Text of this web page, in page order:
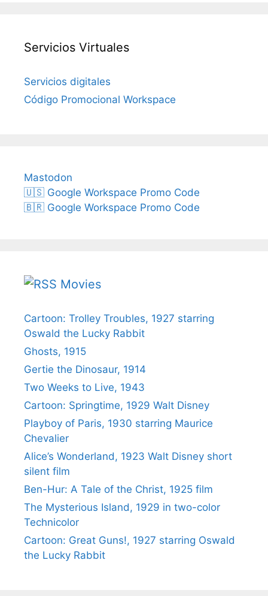
Servicios Virtuales
Servicios digitales
Código Promocional Workspace
Mastodon
🇺🇸 Google Workspace Promo Code
🇧🇷 Google Workspace Promo Code
Movies
Cartoon: Trolley Troubles, 1927 starring
Oswald the Lucky Rabbit
Ghosts, 1915
Gertie the Dinosaur, 1914
Two Weeks to Live, 1943
Cartoon: Springtime, 1929 Walt Disney
Playboy of Paris, 1930 starring Maurice
Chevalier
Alice’s Wonderland, 1923 Walt Disney short
silent film
Ben-Hur: A Tale of the Christ, 1925 film
The Mysterious Island, 1929 in two-color
Technicolor
Cartoon: Great Guns!, 1927 starring Oswald
the Lucky Rabbit